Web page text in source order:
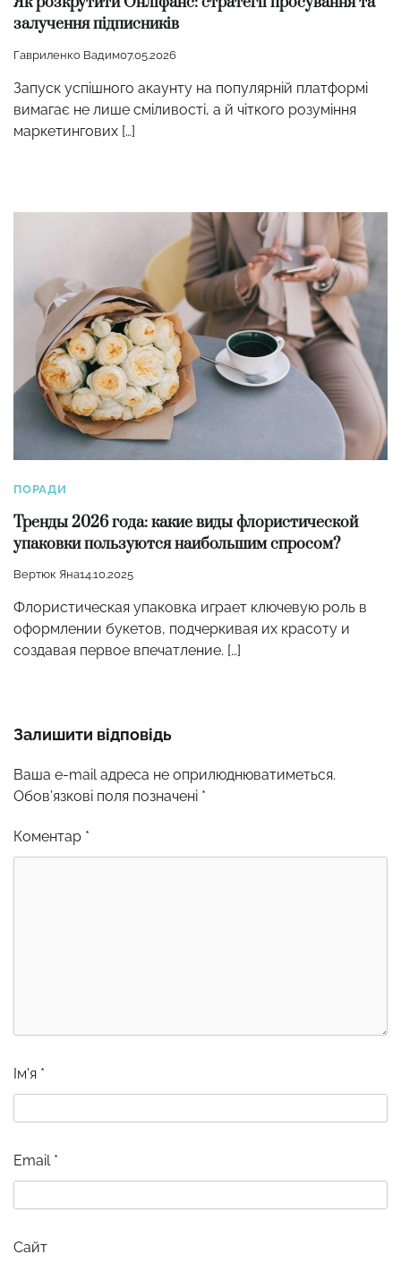
залучення підписників
Гавриленко Вадим07.05.2026
Запуск успішного акаунту на популярній платформі
вимагає не лише сміливості, а й чіткого розуміння
маркетингових […]
ПОРАДИ
Тренды 2026 года: какие виды флористической
упаковки пользуются наибольшим спросом?
Вертюк Яна14.10.2025
Флористическая упаковка играет ключевую роль в
оформлении букетов, подчеркивая их красоту и
создавая первое впечатление. […]
Залишити відповідь
Ваша e-mail адреса не оприлюднюватиметься.
Обов’язкові поля позначені *
Коментар *
Ім'я *
Email *
Сайт